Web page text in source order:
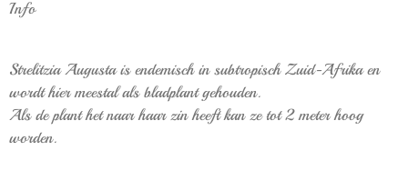
Info
Strelitzia Augusta is endemisch in subtropisch Zuid-Afrika en
wordt hier meestal als bladplant gehouden.
Als de plant het naar haar zin heeft kan ze tot 2 meter hoog
worden.